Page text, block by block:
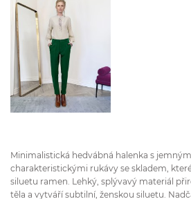
Minimalistická hedvábná halenka s
charakteristickými rukávy se skladem,
siluetu ramen. Lehký, splývavý materiál
těla a vytváří subtilní, ženskou siluetu.